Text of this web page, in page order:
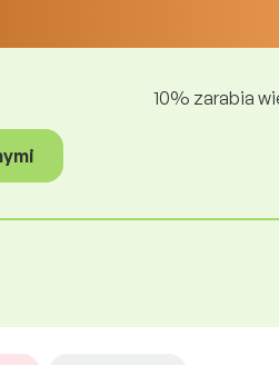
10% zarabia